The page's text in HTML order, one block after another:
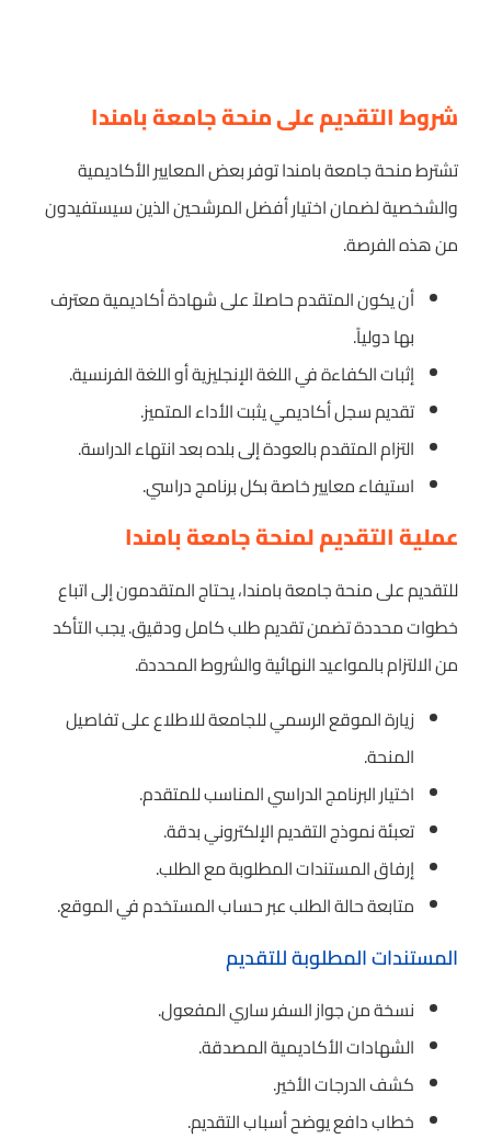
شروط التقديم على منحة جامعة بامندا
تشترط منحة جامعة بامندا توفر بعض المعايير الأكاديمية
والشخصية لضمان اختيار أفضل المرشحين الذين سيستفيدون
من هذه الفرصة.
أن يكون المتقدم حاصلاً على شهادة أكاديمية معترف
بها دولياً.
إثبات الكفاءة في اللغة الإنجليزية أو اللغة الفرنسية.
تقديم سجل أكاديمي يثبت الأداء المتميز.
التزام المتقدم بالعودة إلى بلده بعد انتهاء الدراسة.
استيفاء معايير خاصة بكل برنامج دراسي.
عملية التقديم لمنحة جامعة بامندا
للتقديم على منحة جامعة بامندا، يحتاج المتقدمون إلى اتباع
خطوات محددة تضمن تقديم طلب كامل ودقيق. يجب التأكد
من الالتزام بالمواعيد النهائية والشروط المحددة.
زيارة الموقع الرسمي للجامعة للاطلاع على تفاصيل
المنحة.
اختيار البرنامج الدراسي المناسب للمتقدم.
تعبئة نموذج التقديم الإلكتروني بدقة.
إرفاق المستندات المطلوبة مع الطلب.
متابعة حالة الطلب عبر حساب المستخدم في الموقع.
المستندات المطلوبة للتقديم
نسخة من جواز السفر ساري المفعول.
الشهادات الأكاديمية المصدقة.
كشف الدرجات الأخير.
خطاب دافع يوضح أسباب التقديم.